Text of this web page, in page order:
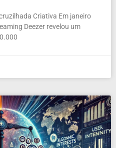
Criativa Em janeiro
Deezer revelou um